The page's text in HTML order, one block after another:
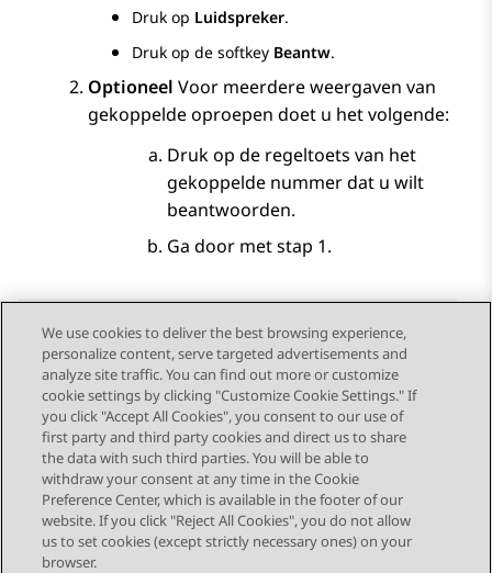
Druk op Luidspreker.
Druk op de softkey Beantw.
Optioneel Voor meerdere weergaven van
gekoppelde oproepen doet u het volgende:
Druk op de regeltoets van het
gekoppelde nummer dat u wilt
beantwoorden.
Ga door met stap 1.
Send Feedback
Topic navigation
Vorig onderwerp Volgend onderwerp
STAY CONNECTED
We use cookies to deliver the best browsing experience,
personalize content, serve targeted advertisements and
analyze site traffic. You can find out more or customize
cookie settings by clicking "Customize Cookie Settings." If
you click "Accept All Cookies", you consent to our use of
first party and third party cookies and direct us to share
the data with such third parties. You will be able to
withdraw your consent at any time in the Cookie
Preference Center, which is available in the footer of our
website. If you click "Reject All Cookies", you do not allow
us to set cookies (except strictly necessary ones) on your
browser.